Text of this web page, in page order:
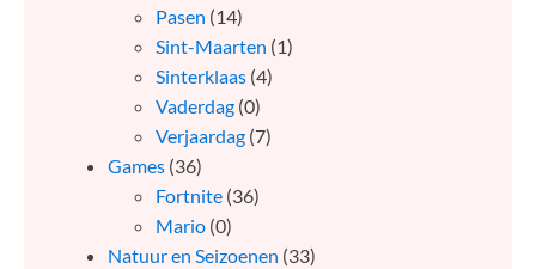
Pasen (14)
Sint-Maarten (1)
Sinterklaas (4)
Vaderdag (0)
Verjaardag (7)
Games (36)
Fortnite (36)
Mario (0)
Natuur en Seizoenen (33)